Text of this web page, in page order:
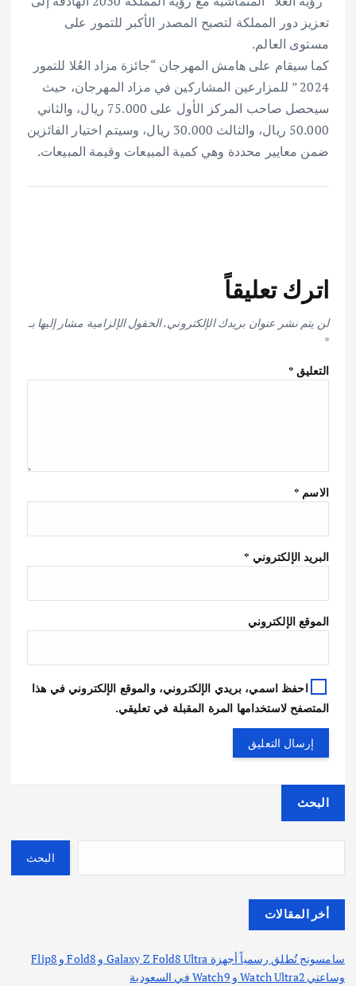
تعزيز دور المملكة لتصبح المصدر الأكبر للتمور على
مستوى العالم.
كما سيقام على هامش المهرجان “جائزة مزاد العُلا للتمور
2024 ” للمزارعين المشاركين في مزاد المهرجان، حيث
سيحصل صاحب المركز الأول على 75.000 ريال، والثاني
50.000 ريال، والثالث 30.000 ريال، وسيتم اختيار الفائزين
ضمن معايير محددة وهي كمية المبيعات وقيمة المبيعات.
اترك تعليقاً
لن يتم نشر عنوان بريدك الإلكتروني.الحقول الإلزامية مشار إليها بـ
*
التعليق*
الاسم *
البريد الإلكتروني *
الموقع الإلكتروني
احفظ اسمي، بريدي الإلكتروني، والموقع الإلكتروني في هذا
المتصفح لاستخدامها المرة المقبلة في تعليقي.
البحث
البحث
أخر المقالات
سامسونج تُطلق رسمياً أجهزة Galaxy Z Fold8 Ultra و Fold8 و Flip8
وساعتي Watch Ultra2 و Watch9 في السعودية